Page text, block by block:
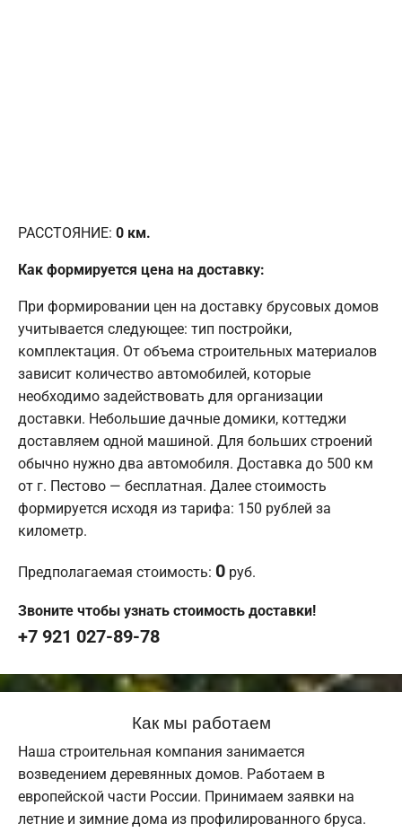
РАССТОЯНИЕ: 0 км.
Как формируется цена на доставку:
При формировании цен на доставку брусовых домов
учитывается следующее: тип постройки,
комплектация. От объема строительных материалов
зависит количество автомобилей, которые
необходимо задействовать для организации
доставки. Небольшие дачные домики, коттеджи
доставляем одной машиной. Для больших строений
обычно нужно два автомобиля. Доставка до 500 км
от г. Пестово — бесплатная. Далее стоимость
формируется исходя из тарифа: 150 рублей за
километр.
Предполагаемая стоимость: 0 руб.
Звоните чтобы узнать стоимость доставки!
+7 921 027-89-78
Как мы работаем
Наша строительная компания занимается
возведением деревянных домов. Работаем в
европейской части России. Принимаем заявки на
летние и зимние дома из профилированного бруса.